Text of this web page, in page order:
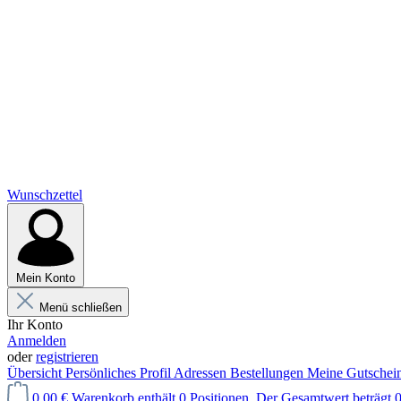
Wunschzettel
Mein Konto
Menü schließen
Ihr Konto
Anmelden
oderregistrieren
Übersicht Persönliches Profil Adressen Bestellungen Meine
0,00 € Warenkorb enthält 0 Positionen. Der Gesamtwert beträgt